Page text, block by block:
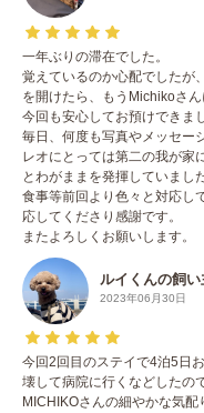
一年ぶりの滞在でした。
覚えているのか心配でしたが
を開けたら、もうMichikoさん
今回も安心してお預けできま
毎日、何度も写真やメッセー
レオにとっては第二の我が家
とわがままを発揮していました
食事等前回より色々と対応し
応してくださり感謝です。
またよろしくお願いします。
ルイくんの飼
2023年06月30日
今回2回目のステイで4泊5日
壊して病院に行くなどしたの
MICHIKOさんの細やかな気